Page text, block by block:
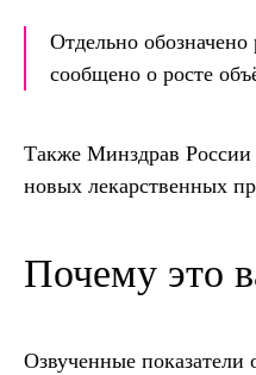
Отдельно
сообщено о росте
Также Минздрав России
новых лекарственных
Почему это
Озвученные